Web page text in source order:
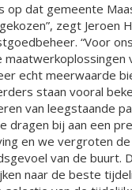
op dat gemeente
zegt Jeroen
“Voor
maatwerkoplossingen
echt meerwaarde
staan vooral
van leegstaande
dragen bij aan een
en we vergroten
van de buurt.
naar de beste